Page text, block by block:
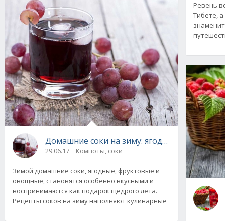
Домашние соки на зиму: ягодные,
29.06.17 Компоты, соки
Зимой домашние соки, ягодные, фруктовые и
овощные, становятся особенно вкусными и
воспринимаются как подарок щедрого лета.
Рецепты соков на зиму наполняют кулинарные
Ревень
Тибете,